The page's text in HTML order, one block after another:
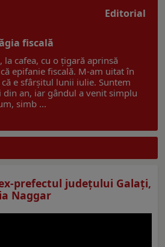
Editorial
fiscală
la cafea, cu o țigară aprinsă
epifanie fiscală. M-am uitat în
e sfârșitul lunii iulie. Suntem
din an, iar gândul a venit simplu
simb ...
prefectul judeţului Galaţi,
Naggar